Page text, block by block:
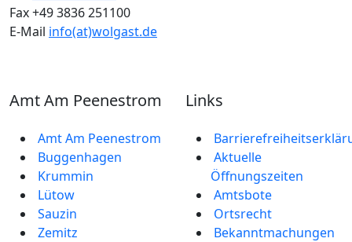
Fax +49 3836 251100
E-Mail info(at)wolgast.de
Amt Am Peenestrom
Amt Am Peenestrom
Buggenhagen
Krummin
Lütow
Sauzin
Zemitz
Links
Aktuelle
Öffnungszeiten
Amtsbote
Ortsrecht
Bekannt­machungen